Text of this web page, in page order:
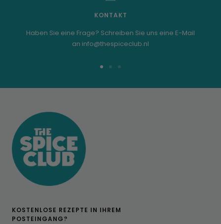
KONTAKT
Haben Sie eine Frage? Schreiben Sie uns eine E-Mail
an info@thespiceclub.nl
KOSTENLOSE REZEPTE IN IHREM
POSTEINGANG?